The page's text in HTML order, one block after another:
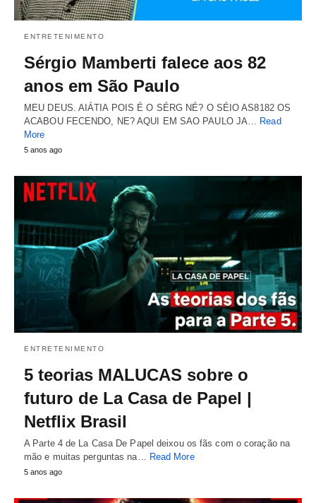
ENTRETENIMENTO
Sérgio Mamberti falece aos 82
anos em São Paulo
MEU DEUS. AIÁTIA POIS É O SÉRG NÉ? O SÉIO AS8182 OS
ACABOU FECENDO, NE? AQUI EM SAO PAULO JA… Read
More
5 anos ago
ENTRETENIMENTO
5 teorias MALUCAS sobre o
futuro de La Casa de Papel |
Netflix Brasil
A Parte 4 de La Casa De Papel deixou os fãs com o coração na
mão e muitas perguntas na…
Read More
5 anos ago